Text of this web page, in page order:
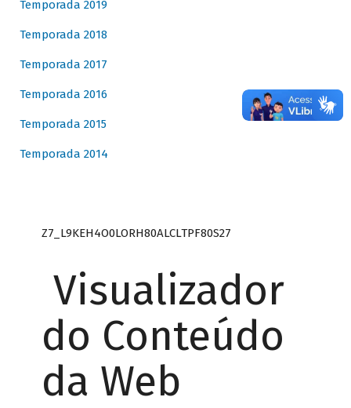
Temporada 2019
Temporada 2018
Temporada 2017
Temporada 2016
Temporada 2015
Temporada 2014
Z7_L9KEH4O0LORH80ALCLTPF80S27
Visualizador
do Conteúdo
da Web